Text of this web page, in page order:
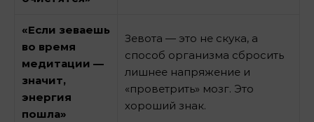
«Если зеваешь
во время
медитации —
значит,
энергия
пошла»
Зевота — это не скука, а
способ организма сбросить
лишнее напряжение и
«проветрить» мозг. Это
хороший знак.